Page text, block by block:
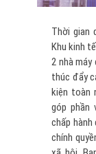
Thời gian
Khu kinh
2 nhà
thúc đẩy
kiện toàn
góp
chấp hành
chính